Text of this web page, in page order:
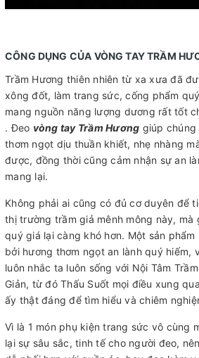
CÔNG DỤNG CỦA VÒNG TAY TRẦM
Trầm Hương thiên nhiên từ xa xưa đã
xông đốt, làm trang sức, cống phẩm
mang nguồn năng lượng dương rất tốt
. Đeo vòng tay Trầm Hương giúp
thơm ngọt dịu thuần khiết, nhẹ nhàng
được, đồng thời cũng cảm nhận sự an
mang lại.
Không phải ai cũng có đủ cơ duyên để
thị trường trầm giả mênh mông này, mà
quý giá lại càng khó hơn. Một sản
bởi hương thơm ngọt an lành quý hiếm,
luôn nhắc ta luôn sống với Nội Tâm
Giản, từ đó Thấu Suốt mọi điều xung
ấy thật đáng để tìm hiểu và chiêm
Vì là 1 món phụ kiện trang sức vô cùng
lại sự sâu sắc, tinh tế cho người đeo, nên